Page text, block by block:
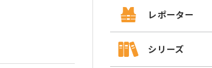
レポーター
シリーズ